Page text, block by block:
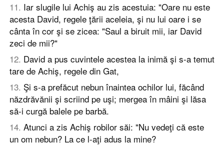
11. Iar slugile lui Achiş au zis acestuia: "Oare nu este
acesta David, regele ţării aceleia, şi nu lui oare i se
cânta în cor şi se zicea: "Saul a biruit mii, iar David
zeci de mii?"
12. David a pus cuvintele acestea la inimă şi s-a temut
tare de Achiş, regele din Gat,
13. Şi s-a prefăcut nebun înaintea ochilor lui, făcând
năzdrăvănii şi scriind pe uşi; mergea în mâini şi lăsa
să-i curgă balele pe barbă.
14. Atunci a zis Achiş robilor săi: "Nu vedeţi că este
un om nebun? La ce l-aţi adus la mine?